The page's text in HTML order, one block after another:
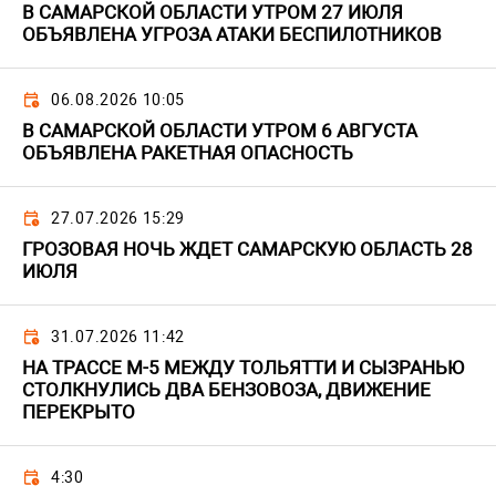
В САМАРСКОЙ ОБЛАСТИ УТРОМ 27 ИЮЛЯ
ОБЪЯВЛЕНА УГРОЗА АТАКИ БЕСПИЛОТНИКОВ
06.08.2026 10:05
В САМАРСКОЙ ОБЛАСТИ УТРОМ 6 АВГУСТА
ОБЪЯВЛЕНА РАКЕТНАЯ ОПАСНОСТЬ
27.07.2026 15:29
ГРОЗОВАЯ НОЧЬ ЖДЕТ САМАРСКУЮ ОБЛАСТЬ 28
ИЮЛЯ
31.07.2026 11:42
НА ТРАССЕ М-5 МЕЖДУ ТОЛЬЯТТИ И СЫЗРАНЬЮ
СТОЛКНУЛИСЬ ДВА БЕНЗОВОЗА, ДВИЖЕНИЕ
ПЕРЕКРЫТО
4:30